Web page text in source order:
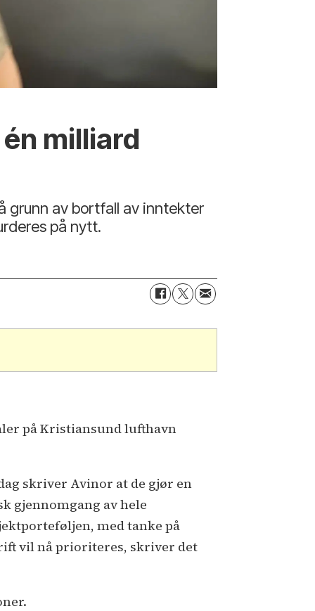
milliard
grunn av bortfall av inntekter
på nytt.
på Kristiansund lufthavn
skriver Avinor at de gjør en
gjennomgang av hele
med tanke på
vil nå prioriteres, skriver det